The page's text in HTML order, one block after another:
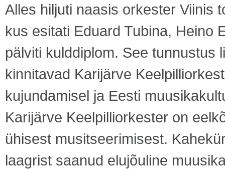
Alles hiljuti naasis orkester Viinis
kus esitati Eduard Tubina, Heino
pälviti kulddiplom. See tunnustus
kinnitavad Karijärve
kujundamisel ja Eesti
Karijärve Keelpilliorkester on
ühisest musitseerimisest.
laagrist saanud elujõuline